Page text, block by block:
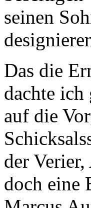
seinen
Das die
dachte
auf die
der
doch eine